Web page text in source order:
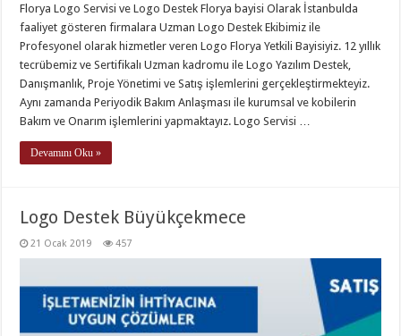
Florya Logo Servisi ve Logo Destek Florya bayisi Olarak İstanbulda
faaliyet gösteren firmalara Uzman Logo Destek Ekibimiz ile
Profesyonel olarak hizmetler veren Logo Florya Yetkili Bayisiyiz. 12 yıllık
tecrübemiz ve Sertifikalı Uzman kadromu ile Logo Yazılım Destek,
Danışmanlık, Proje Yönetimi ve Satış işlemlerini gerçekleştirmekteyiz.
Aynı zamanda Periyodik Bakım Anlaşması ile kurumsal ve kobilerin
Bakım ve Onarım işlemlerini yapmaktayız. Logo Servisi …
Devamını Oku »
Logo Destek Büyükçekmece
21 Ocak 2019 457